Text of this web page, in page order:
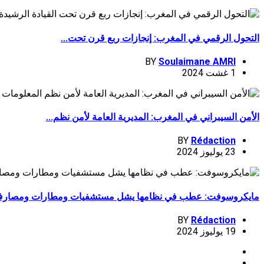
التحول الرقمي في المغرب: إنجازات ربع قرن تحت...
BY Soulaimane AMRI
1 غشت 2024
الأمن السيبراني في المغرب: المديرية العامة لأمن نظم...
BY Rédaction
23 يوليوز 2024
مايكروسوفت: عطب في نظامها يشل مستشفيات ومطارات
BY Rédaction
19 يوليوز 2024